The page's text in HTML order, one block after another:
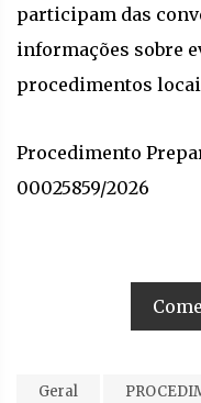
participam das
informações sobre
procedimentos
Procedimento
00025859/2026
Geral